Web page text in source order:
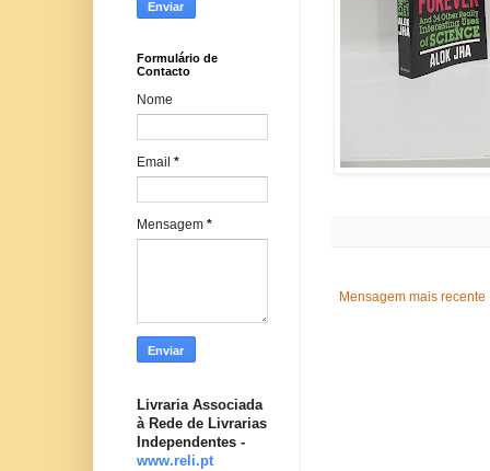
Mensagem mais recente
Formulário de
Contacto
Nome
Email *
Mensagem *
Livraria Associada
à Rede de Livrarias
Independentes -
www.reli.pt